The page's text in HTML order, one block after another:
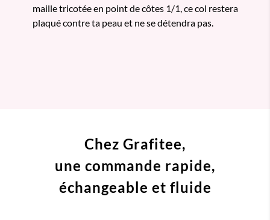
maille tricotée en point de côtes 1/1, ce col restera
plaqué contre ta peau et ne se détendra pas.
Chez Grafitee,
une commande rapide,
échangeable et fluide